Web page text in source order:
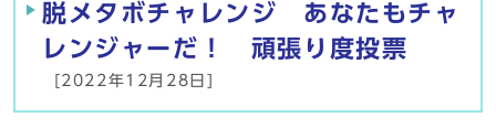
脱メタボチャレンジ あなたもチャ
レンジャーだ！ 頑張り度投票
[2022年12月28日]